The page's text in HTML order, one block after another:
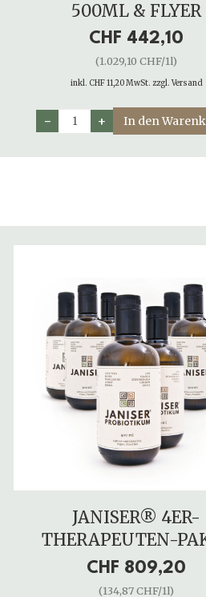
500ML & FLYER
CHF 442,10
(1.029,10 CHF/1l)
inkl. CHF 11,20 MwSt. zzgl. Versand
− + In den
JANISER® 4ER-
THERAPEUTEN-
CHF 809,20
(134,87 CHF/1l)